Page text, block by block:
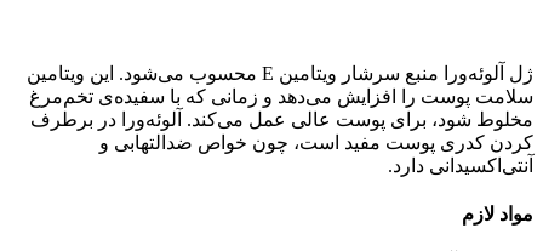
ژل آلوئه‌ورا منبع سرشار ویتامین E محسوب می‌شود. این ویتامین
سلامت پوست را افزایش می‌دهد و زمانی که با سفیده‌ی تخم‌مرغ
مخلوط شود، برای پوست عالی عمل می‌کند. آلوئه‌ورا در برطرف
کردن کدری پوست مفید است، چون خواص ضدالتهابی و
آنتی‌اکسیدانی دارد.
مواد لازم